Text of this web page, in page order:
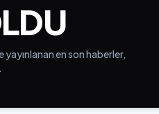
en son haberler,